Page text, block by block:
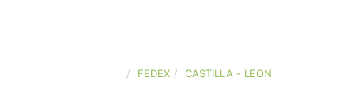
FEDEX CASTILLA - LEON